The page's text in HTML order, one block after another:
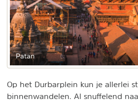
Patan
Op het Durbarplein kun je allerlei
binnenwandelen. Al snuffelend